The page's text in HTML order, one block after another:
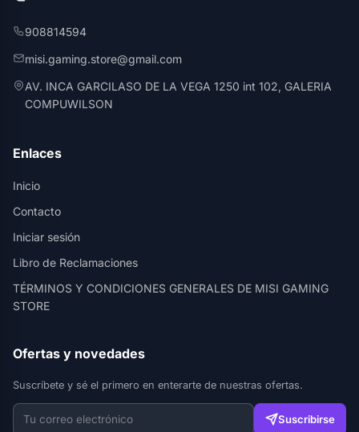
908814594
misi.gaming.store@gmail.com
AV. INCA GARCILASO DE LA VEGA 1250 int 102, GALERIA
COMPUWILSON
Enlaces
Inicio
Contacto
Iniciar sesión
Libro de Reclamaciones
TÉRMINOS Y CONDICIONES GENERALES DE MISI GAMING
STORE
Ofertas y novedades
Suscríbete y sé el primero en enterarte de nuestras ofertas.
Suscribirse